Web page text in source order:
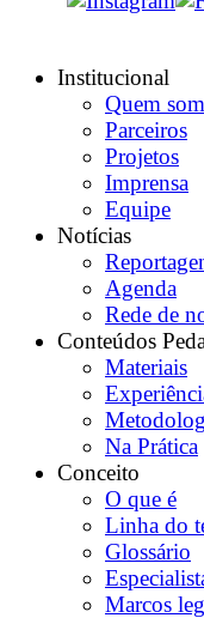
Institucional
Quem
Parceiros
Projetos
Imprensa
Equipe
Notícias
Agenda
Rede de
Conteúdos
Materiais
Na Prática
Conceito
O que é
Linha do
Glossário
Marcos